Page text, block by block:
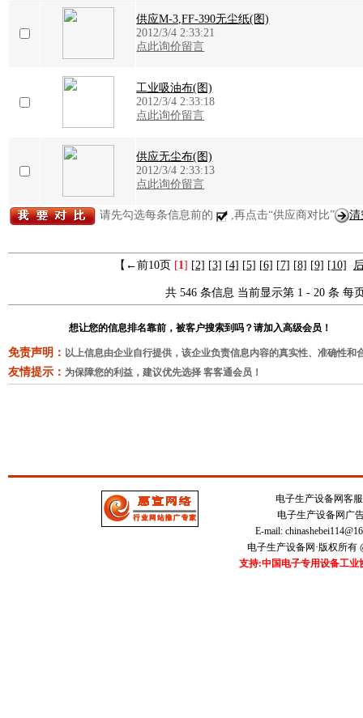
供应M-3,FF-390无尘纸(图)
2012/3/4 2:33:21
点此询价留言
工业吸油布(图)
2012/3/4 2:33:18
点此询价留言
供应无尘布(图)
2012/3/4 2:33:13
点此询价留言
请先勾选每条信息前的 ,再点击“供应商对比” 清
【←前10页 [1] [2] [3] [4] [5] [6] [7] [8] [9] [10]
共 546 条信息 当前显示第 1 - 20 条 每
想让您的信息排名靠前，被客户搜索到吗？请加入高级会员！
免责声明：
友情提示：
以上信息由企业自行提供，该企业负责信息内容的真实性、准确性
为保障您的利益，建议优先选择 客客通会员！
电子生产设备网客
电子生产设备网广
E-mail:
电子生产设备网·版权所有
支持:中国电子专用设备工业